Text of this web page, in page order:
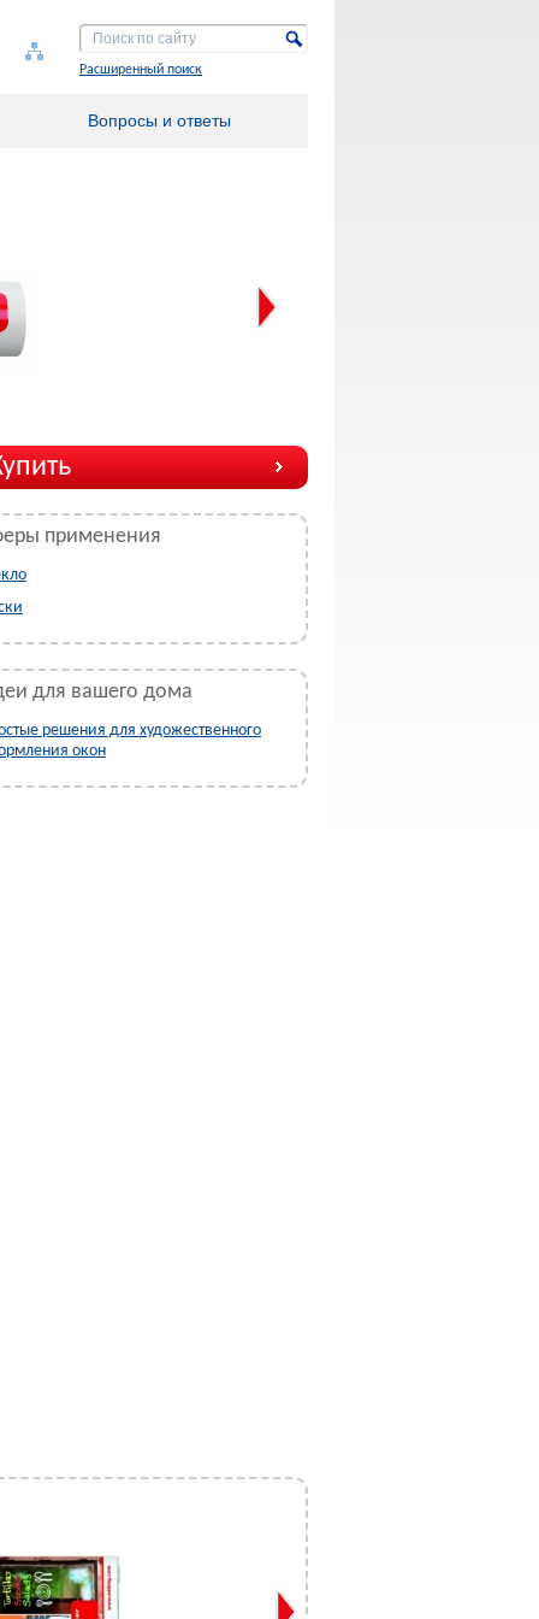
Расширенный поиск
Вопросы и ответы
применения
для вашего дома
решения для художественного
окон